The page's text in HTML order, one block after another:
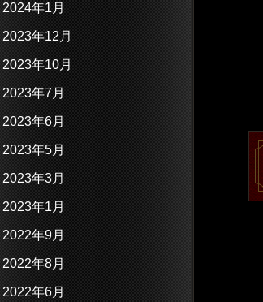
2024年1月
2023年12月
2023年10月
2023年7月
2023年6月
2023年5月
2023年3月
2023年1月
2022年9月
2022年8月
2022年6月